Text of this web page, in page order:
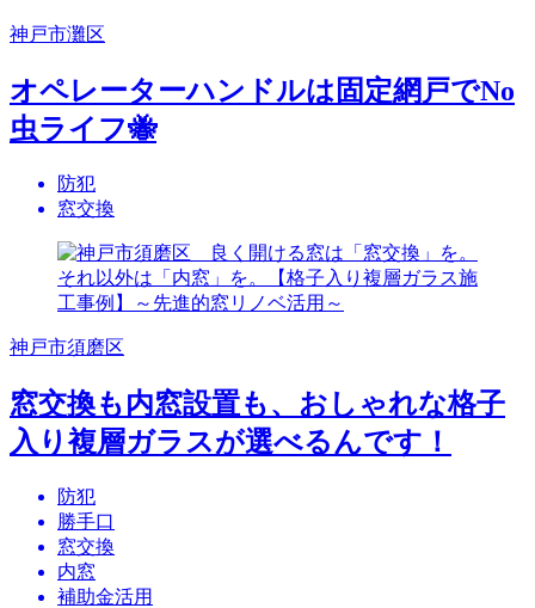
神戸市灘区
オペレーターハンドルは固定網戸でNo
虫ライフ🐝
防犯
窓交換
神戸市須磨区
窓交換も内窓設置も、おしゃれな格子
入り複層ガラスが選べるんです！
防犯
勝手口
窓交換
内窓
補助金活用